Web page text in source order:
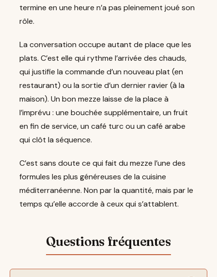
termine en une heure n’a pas pleinement joué son
rôle.
La conversation occupe autant de place que les
plats. C’est elle qui rythme l’arrivée des chauds,
qui justifie la commande d’un nouveau plat (en
restaurant) ou la sortie d’un dernier ravier (à la
maison). Un bon mezze laisse de la place à
l’imprévu : une bouchée supplémentaire, un fruit
en fin de service, un café turc ou un café arabe
qui clôt la séquence.
C’est sans doute ce qui fait du mezze l’une des
formules les plus généreuses de la cuisine
méditerranéenne. Non par la quantité, mais par le
temps qu’elle accorde à ceux qui s’attablent.